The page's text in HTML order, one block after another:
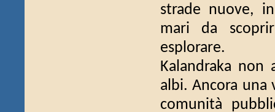
strade nuove,
mari da
esplorare.
Kalandraka non
albi. Ancora una
comunità